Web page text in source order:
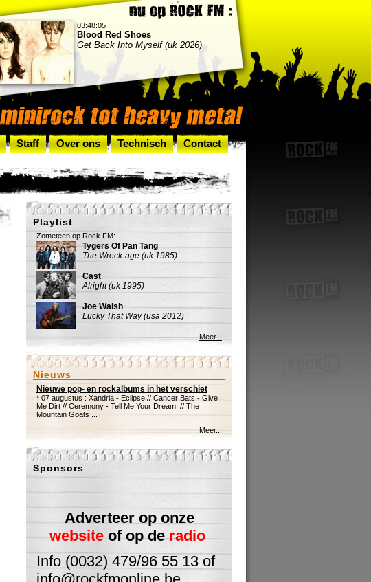
03:48:05
Blood Red Shoes
Get Back Into Myself (uk 2026)
Staff Over ons Technisch
Contact
Playlist
Zometeen op Rock FM:
Tygers Of Pan Tang
The Wreck-age (uk 1985)
Cast
Alright (uk 1995)
Joe Walsh
Lucky That Way (usa 2012)
Meer...
Nieuws
Nieuwe pop- en rockalbums in het verschiet
* 07 augustus : Xandria - Eclipse // Cancer Bats - Give
Me Dirt // Ceremony - Tell Me Your Dream // The
Mountain Goats ...
Meer...
Sponsors
Adverteer op onze
websiteof op deradio
Info (0032) 479/96 55 13 of